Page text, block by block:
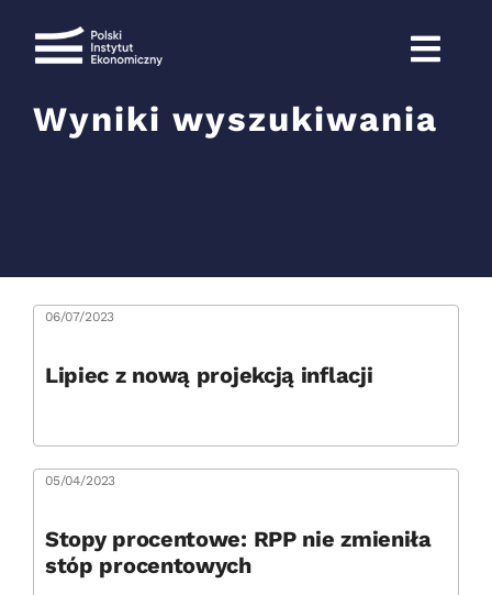
Wyniki wyszukiwania
06/07/2023
Lipiec z nową projekcją inflacji
05/04/2023
Stopy procentowe: RPP nie zmieniła
stóp procentowych